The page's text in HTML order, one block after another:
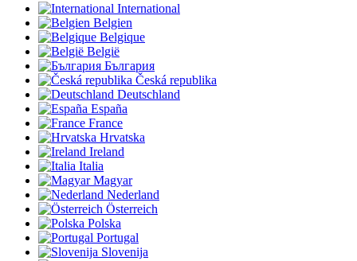
International
Belgien
Belgique
België
България
Česká republika
Deutschland
España
France
Hrvatska
Ireland
Italia
Magyar
Nederland
Österreich
Polska
Portugal
Slovenija